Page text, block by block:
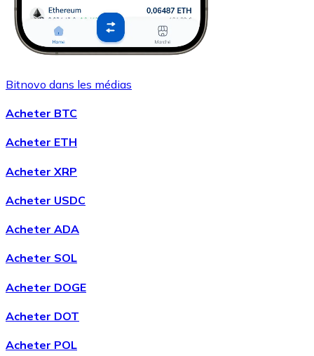
Bitnovo dans les médias
Acheter BTC
Acheter ETH
Acheter XRP
Acheter USDC
Acheter ADA
Acheter SOL
Acheter DOGE
Acheter DOT
Acheter POL